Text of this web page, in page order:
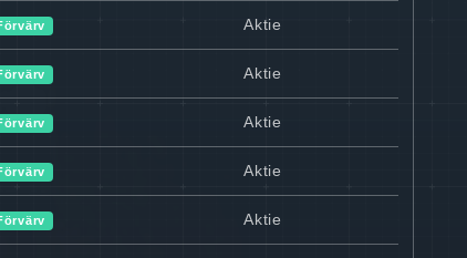
Aktie
Aktie
Aktie
Aktie
Aktie